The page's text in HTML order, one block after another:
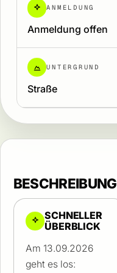
ANMELDUNG
Anmeldung offen
UNTERGRUND
Straße
BESCHREIBUNG
SCHNELLER
ÜBERBLICK
Am 13.09.2026
geht es los: